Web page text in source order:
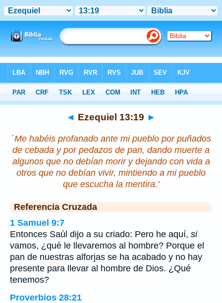
>Ezequiel Capítulo 13 > Verso 19
◄ Ezequiel 13:19 ►
`Me habéis profanado ante mi pueblo por puñados
de cebada y por pedazos de pan, dando muerte a
algunos que no debían morir y dejando con vida a
otros que no debían vivir, mintiendo a mi pueblo
que escucha la mentira.'
Referencia Cruzada
1 Samuel 9:7
Entonces Saúl dijo a su criado: Pero he aquí, si
vamos, ¿qué le llevaremos al hombre? Porque el
pan de nuestras alforjas se ha acabado y no hay
presente para llevar al hombre de Dios. ¿Qué
tenemos?
Proverbios 28:21